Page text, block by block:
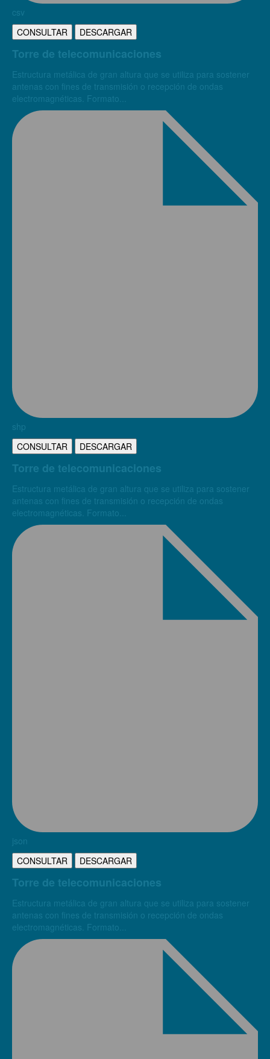
csv
CONSULTAR
DESCARGAR
Torre de telecomunicaciones
Estructura metálica de gran altura que se utiliza para sostener
antenas con fines de transmisión o recepción de ondas
electromagnéticas. Formato...
shp
CONSULTAR
DESCARGAR
Torre de telecomunicaciones
Estructura metálica de gran altura que se utiliza para sostener
antenas con fines de transmisión o recepción de ondas
electromagnéticas. Formato...
json
CONSULTAR
DESCARGAR
Torre de telecomunicaciones
Estructura metálica de gran altura que se utiliza para sostener
antenas con fines de transmisión o recepción de ondas
electromagnéticas. Formato...